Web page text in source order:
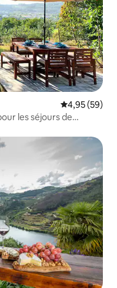
Évaluation
4,95 (59)
les séjours de
appréciés